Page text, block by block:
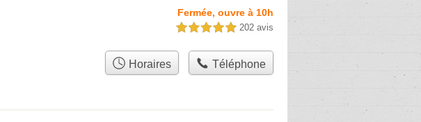
Fermée, ouvre à 10h
5,0 étoiles sur 5 202 avis
Horaires Téléphone